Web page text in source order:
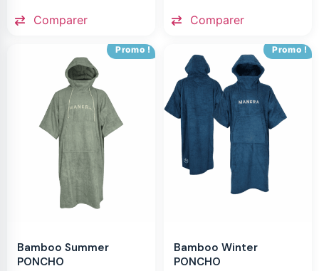
Comparer Comparer
Promo !
Bamboo Summer
PONCHO
Promo !
Bamboo Winter
PONCHO